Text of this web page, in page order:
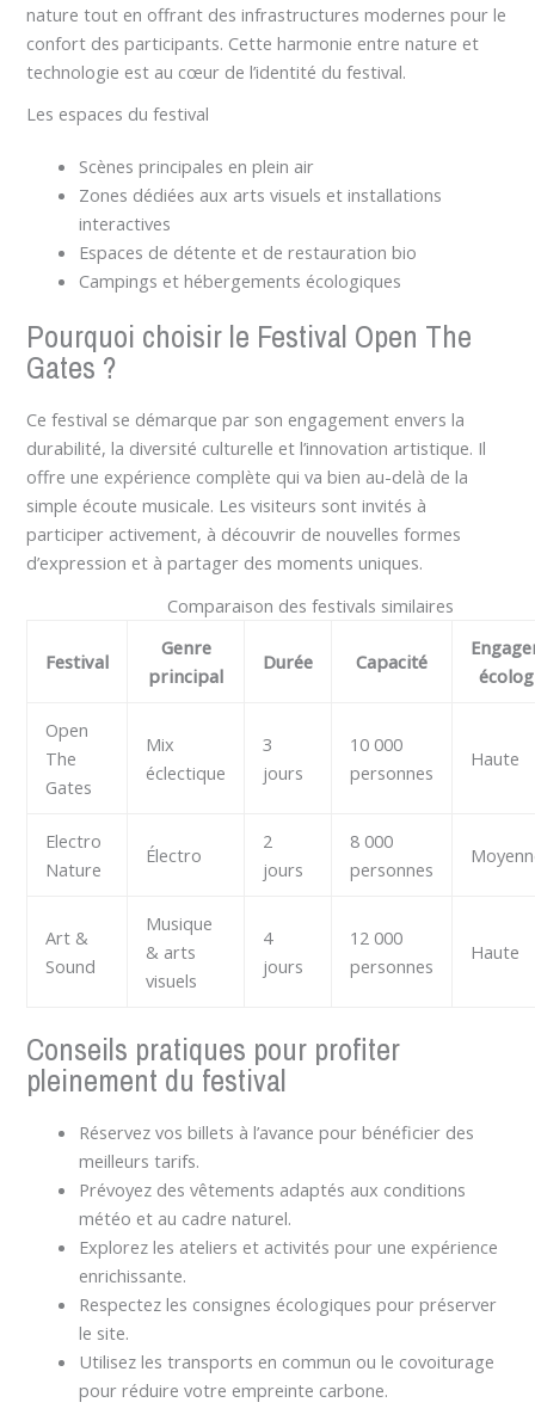
nature tout en offrant des infrastructures modernes pour le
confort des participants. Cette harmonie entre nature et
technologie est au cœur de l’identité du festival.
Les espaces du festival
Scènes principales en plein air
Zones dédiées aux arts visuels et installations
interactives
Espaces de détente et de restauration bio
Campings et hébergements écologiques
Pourquoi choisir le Festival Open The
Gates ?
Ce festival se démarque par son engagement envers la
durabilité, la diversité culturelle et l’innovation artistique. Il
offre une expérience complète qui va bien au-delà de la
simple écoute musicale. Les visiteurs sont invités à
participer activement, à découvrir de nouvelles formes
d’expression et à partager des moments uniques.
Comparaison des festivals similaires
Festival
Genre
principal
Durée Capacité
Open
The
Gates
Mix
éclectique
3
jours
10 000
personnes
Haute
Electro
Nature
Électro
2
jours
8 000
personnes
Art &
Sound
Musique
& arts
visuels
4
jours
12 000
personnes
Haute
Conseils pratiques pour profiter
pleinement du festival
Réservez vos billets à l’avance pour bénéficier des
meilleurs tarifs.
Prévoyez des vêtements adaptés aux conditions
météo et au cadre naturel.
Explorez les ateliers et activités pour une expérience
enrichissante.
Respectez les consignes écologiques pour préserver
le site.
Utilisez les transports en commun ou le covoiturage
pour réduire votre empreinte carbone.